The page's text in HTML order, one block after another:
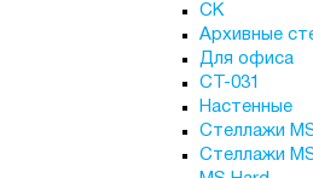
СК
Архивные
Для офиса
СТ-031
Настенные
Стеллажи
Стеллажи